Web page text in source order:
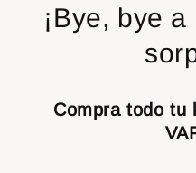
¡Bye, bye
Compra todo tu